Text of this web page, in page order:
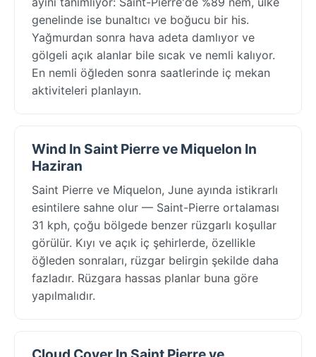
genelinde ise bunaltıcı ve boğucu bir his.
Yağmurdan sonra hava adeta damlıyor ve
gölgeli açık alanlar bile sıcak ve nemli kalıyor.
En nemli öğleden sonra saatlerinde iç mekan
aktiviteleri planlayın.
Wind In Saint Pierre ve Miquelon In
Haziran
Saint Pierre ve Miquelon, June ayında istikrarlı
esintilere sahne olur — Saint-Pierre ortalaması
31 kph, çoğu bölgede benzer rüzgarlı koşullar
görülür. Kıyı ve açık iç şehirlerde, özellikle
öğleden sonraları, rüzgar belirgin şekilde daha
fazladır. Rüzgara hassas planlar buna göre
yapılmalıdır.